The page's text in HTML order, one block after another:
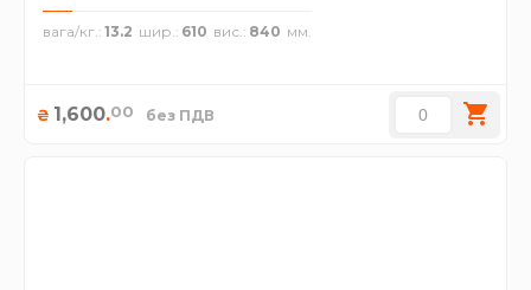
вага/кг. 13.2 шир. 610 вис. 840
₴ 1,600.00 без ПДВ